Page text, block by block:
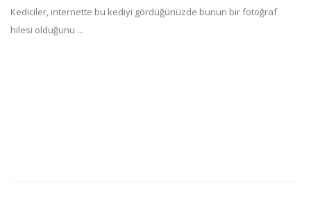
Kediciler, internette bu kediyi gördüğünüzde bunun bir fotoğraf
hilesi olduğunu ...